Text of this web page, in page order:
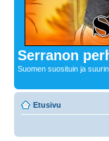
Serranon
Suomen suosituin ja
Etusivu